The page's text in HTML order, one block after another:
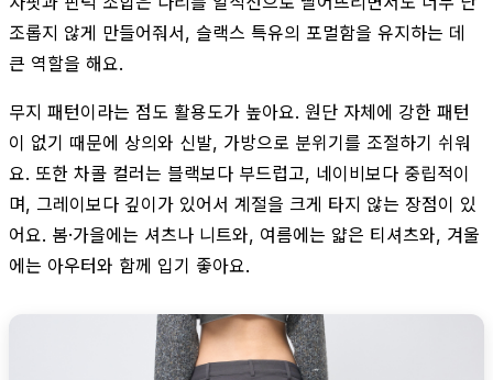
조롭지 않게 만들어줘서, 슬랙스 특유의 포멀함을 유지하는 데
큰 역할을 해요.
무지 패턴이라는 점도 활용도가 높아요. 원단 자체에 강한 패턴
이 없기 때문에 상의와 신발, 가방으로 분위기를 조절하기 쉬워
요. 또한 차콜 컬러는 블랙보다 부드럽고, 네이비보다 중립적이
며, 그레이보다 깊이가 있어서 계절을 크게 타지 않는 장점이 있
어요. 봄·가을에는 셔츠나 니트와, 여름에는 얇은 티셔츠와, 겨울
에는 아우터와 함께 입기 좋아요.